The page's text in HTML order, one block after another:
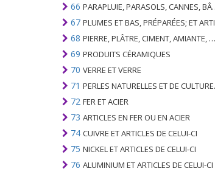
66 PARAPLUIE, PARASOLS, CANNES, BÂTONNETS, FOUETS, PLANTES DE CONDUITE; ET LEURS PARTIES
67 PLUMES ET BAS, PRÉPARÉES; ET ARTICLES EN PLUME OU EN BAS; FLEURS ARTIFICIELLES; ARTICLES DE CHEVEUX HUMAINS
68 PIERRE, PLÂTRE, CIMENT, AMIANTE, MICA OU MATÉRIEL SIMILAIRE; ARTICLES DE CELUI-CI
69 PRODUITS CÉRAMIQUES
70 VERRE ET VERRE
71 PERLES NATURELLES ET DE CULTURE; PIERRES PRÉCIEUSES, SEMI-PRÉCIEUSES; MÉTAUX PRÉCIEUX, PLAQUÉS OU DOUBLÉS DE MÉTAUX PRÉCIEUX ET OUVRAGES EN CES MATIÈRES; IMITATION BIJOUTERIE; PIÈCE DE MONNAIE
72 FER ET ACIER
73 ARTICLES EN FER OU EN ACIER
74 CUIVRE ET ARTICLES DE CELUI-CI
75 NICKEL ET ARTICLES DE CELUI-CI
76 ALUMINIUM ET ARTICLES DE CELUI-CI